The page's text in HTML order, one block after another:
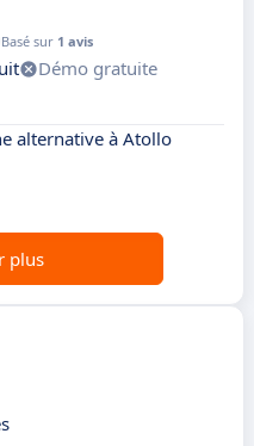
Basé sur 1 avis
Démo gratuite
alternative à Atollo
plus